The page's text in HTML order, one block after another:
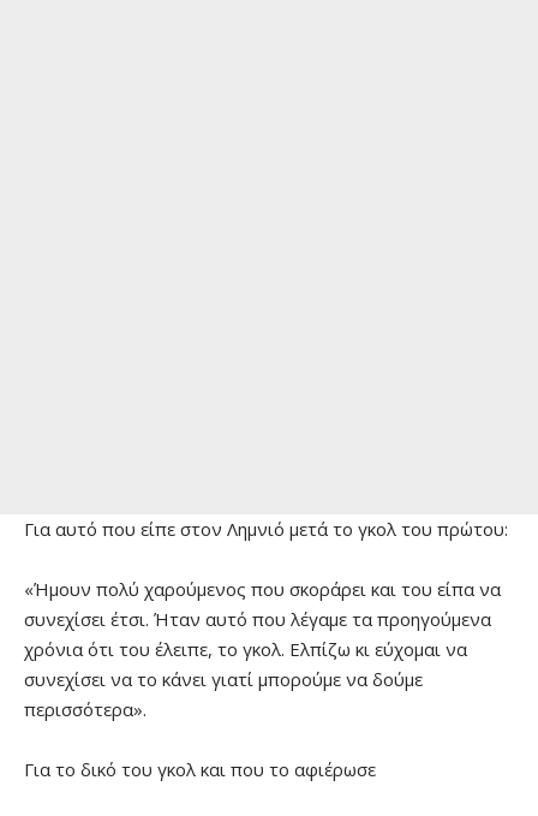
Για αυτό που είπε στον Λημνιό μετά το γκολ του πρώτου:
«Ήμουν πολύ χαρούμενος που σκοράρει και του είπα να
συνεχίσει έτσι. Ήταν αυτό που λέγαμε τα προηγούμενα
χρόνια ότι του έλειπε, το γκολ. Ελπίζω κι εύχομαι να
συνεχίσει να το κάνει γιατί μπορούμε να δούμε
περισσότερα».
Για το δικό του γκολ και που το αφιέρωσε